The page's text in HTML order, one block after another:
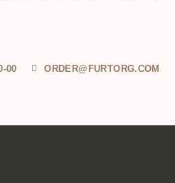
00 ORDER@FURTORG.COM